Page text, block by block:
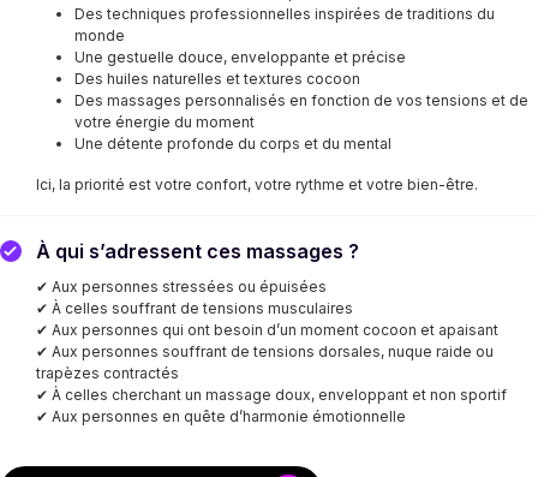
Des techniques professionnelles inspirées de traditions du
monde
Une gestuelle douce, enveloppante et précise
Des huiles naturelles et textures cocoon
Des massages personnalisés en fonction de vos tensions et de
votre énergie du moment
Une détente profonde du corps et du mental
Ici, la priorité est votre confort, votre rythme et votre bien-être.
À qui s’adressent ces massages ?
✔ Aux personnes stressées ou épuisées
✔ À celles souffrant de tensions musculaires
✔ Aux personnes qui ont besoin d’un moment cocoon et apaisant
✔ Aux personnes souffrant de tensions dorsales, nuque raide ou
trapèzes contractés
✔ À celles cherchant un massage doux, enveloppant et non sportif
✔ Aux personnes en quête d’harmonie émotionnelle